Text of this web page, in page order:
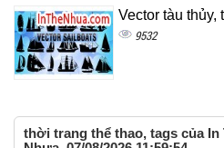
Vector tàu thủy,
9532
thời trang thể thao, tags của In